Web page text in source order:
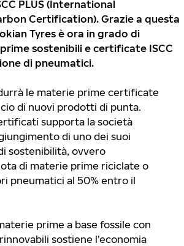
PLUS (International
Certification). Grazie a questa
Tyres è ora in grado di
sostenibili e certificate ISCC
di pneumatici.
le materie prime certificate
di nuovi prodotti di punta.
supporta la società
di uno dei suoi
sostenibilità, ovvero
di materie prime riciclate o
pneumatici al 50% entro il
prime a base fossile con
sostiene l’economia